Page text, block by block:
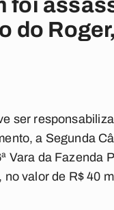
foi
do
ser
a Segunda
Vara da Fazenda
no valor de R$ 40